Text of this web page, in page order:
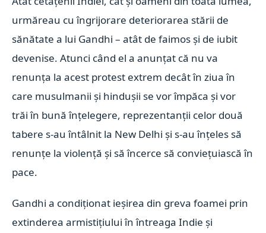
urmăreau cu îngrijorare deteriorarea stării de
sănătate a lui Gandhi – atât de faimos şi de iubit
devenise. Atunci când el a anunţat că nu va
renunţa la acest protest extrem decât în ziua în
care musulmanii şi hinduşii se vor împăca şi vor
trăi în bună înţelegere, reprezentanţii celor două
tabere s-au întâlnit la New Delhi şi s-au înţeles să
renunţe la violenţă şi să încerce să convieţuiască în
pace.
Gandhi a condiţionat ieşirea din greva foamei prin
extinderea armistiţiului în întreaga Indie şi